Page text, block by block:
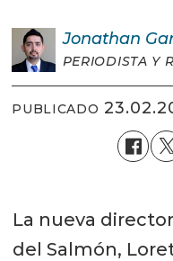
Jonathan
PERIODISTA Y
PUBLICADO
La nueva
del Salmón,